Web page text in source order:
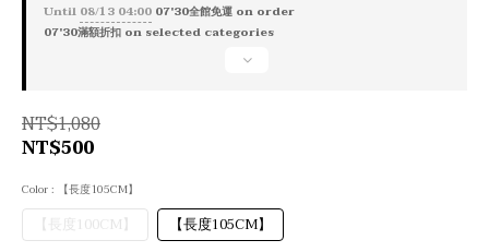
Until 08/13 04:00 07'30全館免運 on order
07'30滿額折扣 on selected categories
NT$1,080
NT$500
Color: 【長度105CM】
【長度100CM】 【長度105CM】